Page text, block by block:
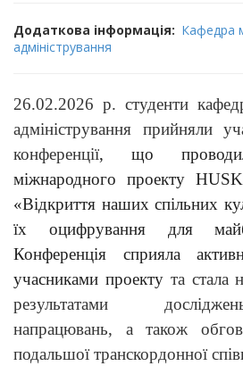
Додаткова інформація
Кафедра
адміністрування
26.02.2026 р. студенти
адміністрування прийняли
конференції, що
міжнародного проекту
«Відкриття наших спільних
їх оцифрування для
Конференція сприяла
учасниками проекту та стала
результатами
напрацювань, а також
подальшої транскордонної